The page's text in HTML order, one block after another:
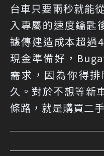
台車只要兩秒就能
入專屬的速度鑰匙
據傳建造成本超過
現金準備好，
需求，因為你得
久。對於不想等新
條路，就是購買二